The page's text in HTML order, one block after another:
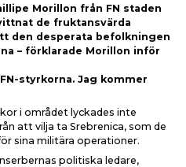
Morillon från FN staden
de fruktansvärda
den desperata befolkningen
– förklarade Morillon inför
styrkorna. Jag kommer
i området lyckades inte
att vilja ta Srebrenica, som de
sina militära operationer.
politiska ledare,